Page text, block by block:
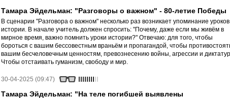
Тамара Эйдельман: "Разговоры о важном" - 80-летие Победы
В сценарии "Разговора о важном" несколько раз возникает упоминание уроков
истории. В начале учитель должен спросить: "Почему, даже если мы живём в
мирное время, важно помнить уроки истории?" Отвечаю: для того, чтобы
бороться с вашим бессовестным враньём и пропагандой, чтобы
вашим бесчеловечным ценностям, превознесению войны, агрессии и
Чтобы отстаивать гуманизм, свободу и мир.
30-04-2025 (09:47)
Тамара Эйдельман: "На теле погибшей выявлены